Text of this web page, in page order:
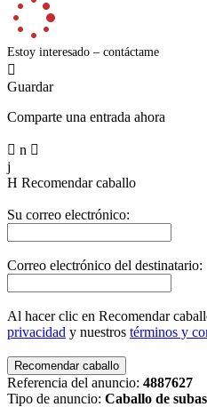
Estoy interesado – contáctame

Guardar
Comparte una entrada ahora
 n 
j
H Recomendar caballo
Su correo electrónico:
Correo electrónico del destinatario:
Al hacer clic en Recomendar
privacidad y nuestros términos y
Referencia del anuncio: 4887627
Tipo de anuncio: Caballo de